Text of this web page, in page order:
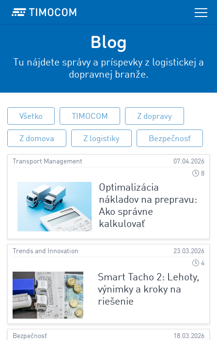
Blog
Tu nájdete správy a príspevky z logistickej a
dopravnej branže.
Všetko TIMOCOM Z dopravy
Z domova Z logistiky Bezpečnosť
Transport Management
07.04.2026
8
Optimalizácia
nákladov na prepravu:
Ako správne
kalkulovať
Trends and Innovation
23.03.2026
4
Smart Tacho 2: Lehoty,
výnimky a kroky na
riešenie
Bezpečnosť
18.03.2026